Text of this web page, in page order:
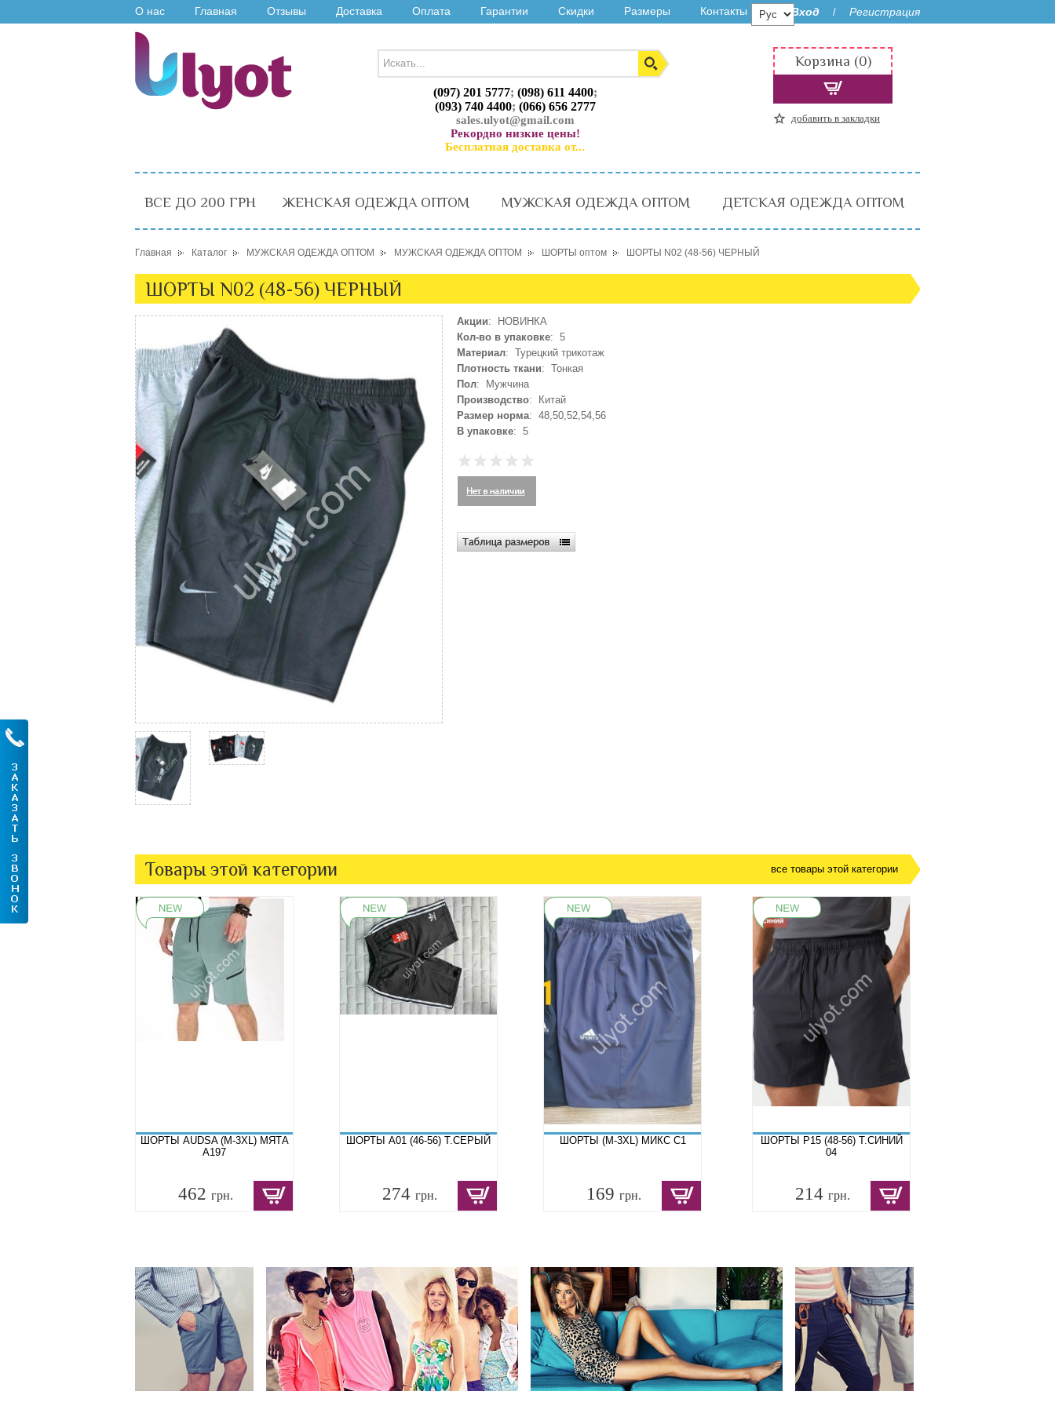
О нас Главная Отзывы Доставка Оплата Гарантии Скидки Размеры Контакты Вход / Регистрация
(097) 201 5777; (098) 611 4400;
(093) 740 4400; (066) 656 2777
sales.ulyot@gmail.com
Рекордно низкие цены!
Бесплатная доставка от...
Корзина (0)
добавить в закладки
ВСЕ ДО 200 ГРН ЖЕНСКАЯ ОДЕЖДА ОПТОМ МУЖСКАЯ ОДЕЖДА ОПТОМ ДЕТСКАЯ ОДЕЖДА ОПТОМ
Главная Каталог МУЖСКАЯ ОДЕЖДА ОПТОМ МУЖСКАЯ ОДЕЖДА ОПТОМ ШОРТЫ оптом ШОРТЫ N02 (48-56) ЧЕРНЫЙ
ШОРТЫ N02 (48-56) ЧЕРНЫЙ
Акции: НОВИНКА
Кол-во в упаковке: 5
Материал: Турецкий трикотаж
Плотность ткани: Тонкая
Пол: Мужчина
Производство: Китай
Размер норма: 48,50,52,54,56
В упаковке: 5
Товары этой категории все товары этой категории
ШОРТЫ AUDSA (M-3XL) МЯТА
A197
462 грн.
ШОРТЫ A01 (46-56) Т.СЕРЫЙ
274 грн.
ШОРТЫ (M-3XL) МИКС C1
169 грн.
ШОРТЫ P15 (48-56) Т.СИНИЙ
04
214 грн.